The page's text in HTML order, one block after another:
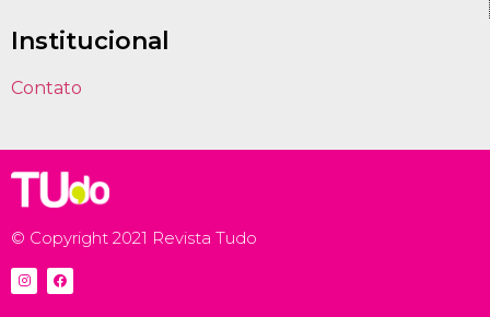
Institucional
Contato
© Copyright 2021 Revista Tudo